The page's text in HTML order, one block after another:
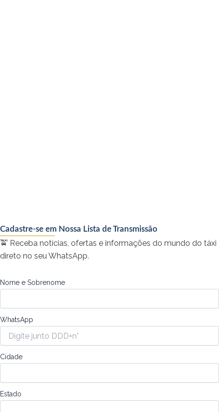
Cadastre-se em Nossa Lista de Transmissão
🚖 Receba notícias, ofertas e informações do mundo do táxi
direto no seu WhatsApp.
Nome e Sobrenome
WhatsApp
Cidade
Estado